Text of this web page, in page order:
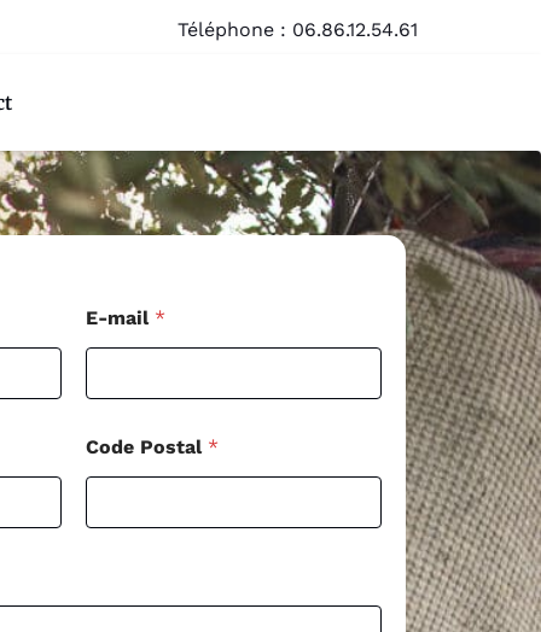
Téléphone : 06.86.12.54.61
E-mail *
Code Postal *